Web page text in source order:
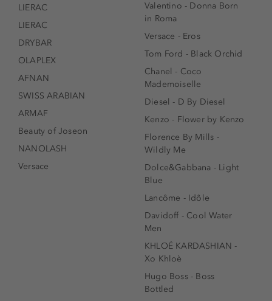
LIERAC
LIERAC
DRYBAR
OLAPLEX
AFNAN
SWISS ARABIAN
ARMAF
Beauty of Joseon
NANOLASH
Versace
Valentino - Donna Born
in Roma
Versace - Eros
Tom Ford - Black Orchid
Chanel - Coco
Mademoiselle
Diesel - D By Diesel
Kenzo - Flower by Kenzo
Florence By Mills -
Wildly Me
Dolce&Gabbana - Light
Blue
Lancôme - Idôle
Davidoff - Cool Water
Men
KHLOÉ KARDASHIAN -
Xo Khloè
Hugo Boss - Boss
Bottled